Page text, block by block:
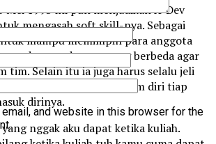
Mei 1993 ini pun menjadikan X-Dev
mengasah soft skill-nya. Sebagai
mampu memimpin para anggota
dan pandangan yang berbeda agar
tim. Selain itu ia juga harus selalu jeli
potensi yang ada dalam diri tiap
dirinya.
nggak aku dapat ketika kuliah.
email, and website in this browser for the